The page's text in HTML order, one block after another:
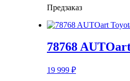
Предзаказ
78768
19 999 ₽